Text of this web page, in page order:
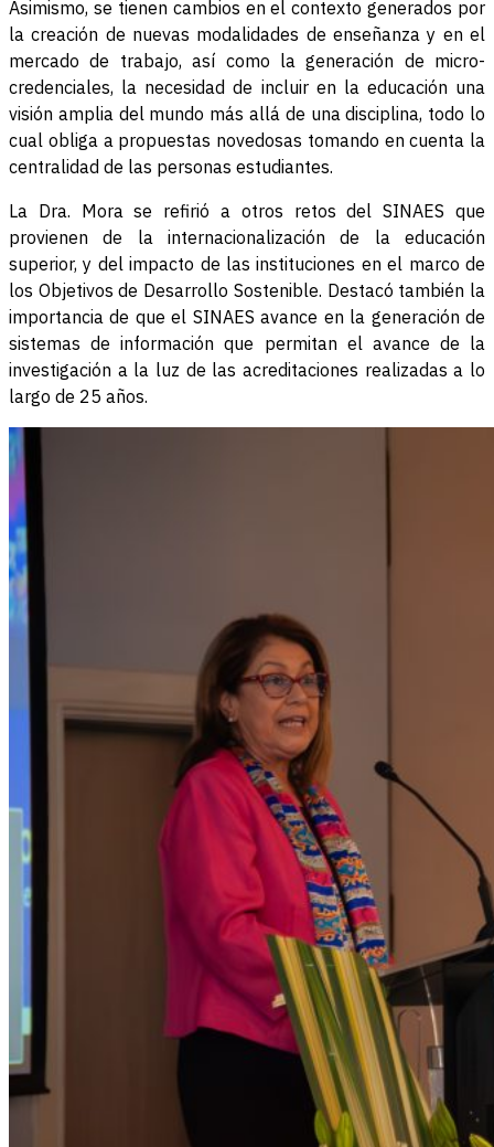
Asimismo, se tienen cambios en el contexto generados por
la creación de nuevas modalidades de enseñanza y en el
mercado de trabajo, así como la generación de micro-
credenciales, la necesidad de incluir en la educación una
visión amplia del mundo más allá de una disciplina, todo lo
cual obliga a propuestas novedosas tomando en cuenta la
centralidad de las personas estudiantes.
La Dra. Mora se refirió a otros retos del SINAES que
provienen de la internacionalización de la educación
superior, y del impacto de las instituciones en el marco de
los Objetivos de Desarrollo Sostenible. Destacó también la
importancia de que el SINAES avance en la generación de
sistemas de información que permitan el avance de la
investigación a la luz de las acreditaciones realizadas a lo
largo de 25 años.